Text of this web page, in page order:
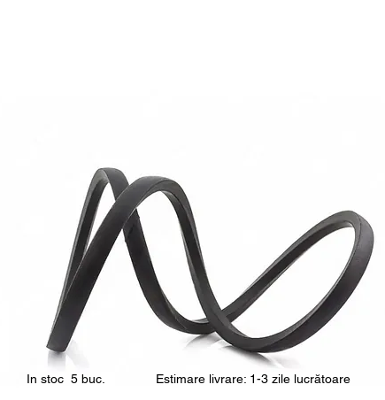
In stoc 5 buc. Estimare livrare: 1-3 zile lucrătoare